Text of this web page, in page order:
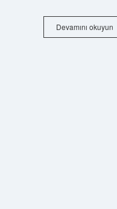
Devamını okuyun